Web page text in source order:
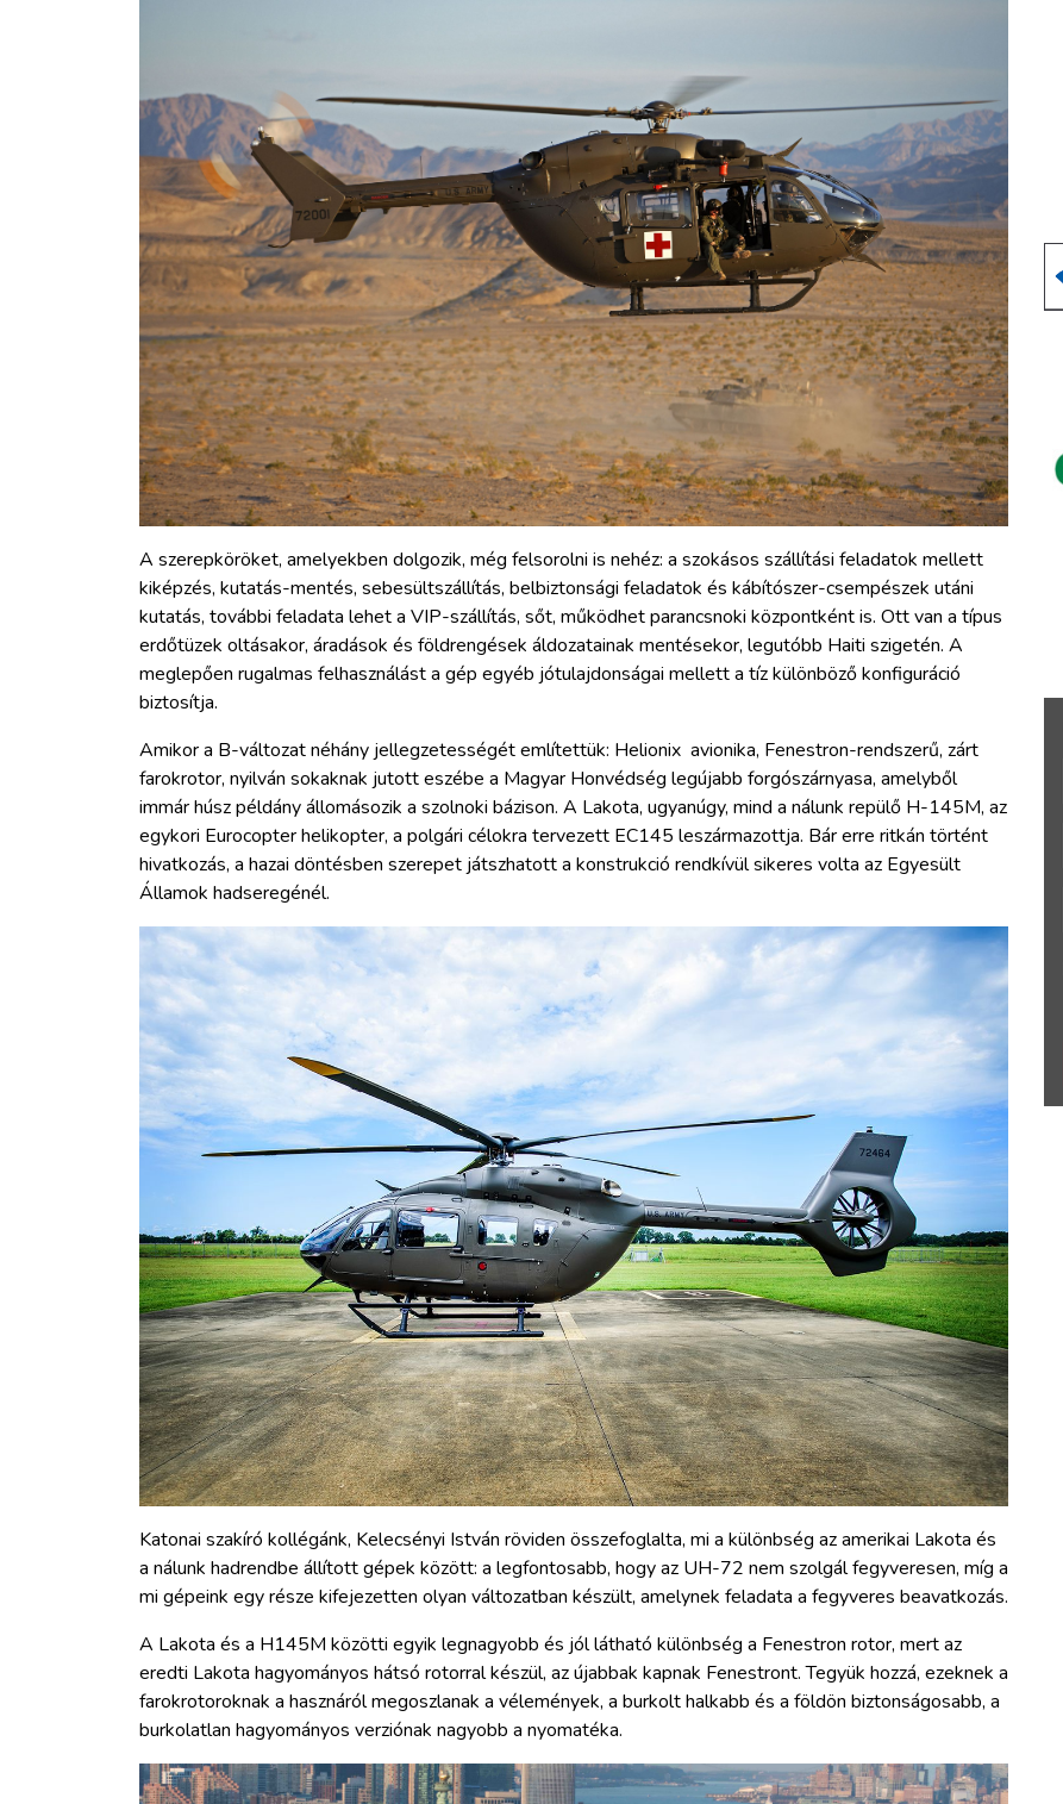
A szerepköröket, amelyekben dolgozik, még felsorolni is nehéz: a szokásos szállítási feladatok mellett
kiképzés, kutatás-mentés, sebesültszállítás, belbiztonsági feladatok és kábítószer-csempészek utáni
kutatás, további feladata lehet a VIP-szállítás, sőt, működhet parancsnoki központként is. Ott van a típus
erdőtüzek oltásakor, áradások és földrengések áldozatainak mentésekor, legutóbb Haiti szigetén. A
meglepően rugalmas felhasználást a gép egyéb jótulajdonságai mellett a tíz különböző konfiguráció
biztosítja.
Amikor a B-változat néhány jellegzetességét említettük: Helionix avionika, Fenestron-rendszerű, zárt
farokrotor, nyilván sokaknak jutott eszébe a Magyar Honvédség legújabb forgószárnyasa, amelyből
immár húsz példány állomásozik a szolnoki bázison. A Lakota, ugyanúgy, mind a nálunk repülő H-145M, az
egykori Eurocopter helikopter, a polgári célokra tervezett EC145 leszármazottja. Bár erre ritkán történt
hivatkozás, a hazai döntésben szerepet játszhatott a konstrukció rendkívül sikeres volta az Egyesült
Államok hadseregénél.
Katonai szakíró kollégánk, Kelecsényi István röviden összefoglalta, mi a különbség az amerikai Lakota és
a nálunk hadrendbe állított gépek között: a legfontosabb, hogy az UH-72 nem szolgál fegyveresen, míg a
mi gépeink egy része kifejezetten olyan változatban készült, amelynek feladata a fegyveres beavatkozás.
A Lakota és a H145M közötti egyik legnagyobb és jól látható különbség a Fenestron rotor, mert az
eredti Lakota hagyományos hátsó rotorral készül, az újabbak kapnak Fenestront. Tegyük hozzá, ezeknek a
farokrotoroknak a hasznáról megoszlanak a vélemények, a burkolt halkabb és a földön biztonságosabb, a
burkolatlan hagyományos verziónak nagyobb a nyomatéka.